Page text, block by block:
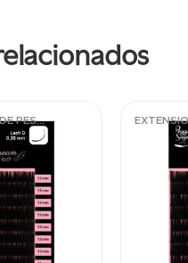
EXTENSIONES DE PESTAÑAS